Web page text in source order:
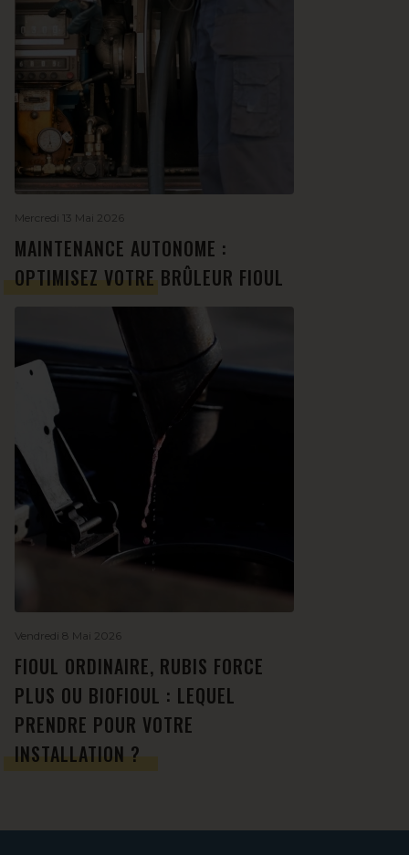
Mercredi 13 Mai 2026
MAINTENANCE AUTONOME :
OPTIMISEZ VOTRE BRÛLEUR FIOUL
Vendredi 8 Mai 2026
FIOUL ORDINAIRE, RUBIS FORCE
PLUS OU BIOFIOUL : LEQUEL
PRENDRE POUR VOTRE
INSTALLATION ?